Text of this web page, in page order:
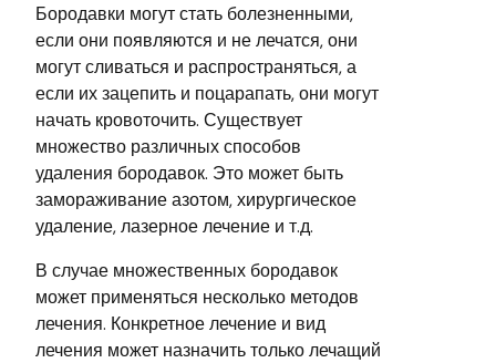
Бородавки могут стать болезненными,
если они появляются и не лечатся, они
могут сливаться и распространяться, а
если их зацепить и поцарапать, они могут
начать кровоточить. Существует
множество различных способов
удаления бородавок. Это может быть
замораживание азотом, хирургическое
удаление, лазерное лечение и т.д.
В случае множественных бородавок
может применяться несколько методов
лечения. Конкретное лечение и вид
лечения может назначить только лечащий